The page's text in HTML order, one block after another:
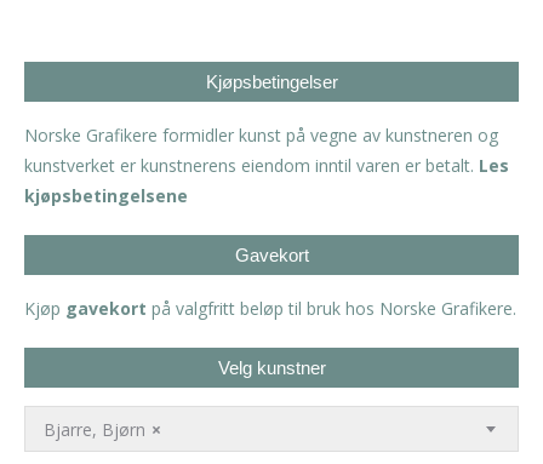
Kjøpsbetingelser
Norske Grafikere formidler kunst på vegne av kunstneren og
kunstverket er kunstnerens eiendom inntil varen er betalt. Les
kjøpsbetingelsene
Gavekort
Kjøp gavekort på valgfritt beløp til bruk hos Norske Grafikere.
Velg kunstner
×
Bjarre, Bjørn